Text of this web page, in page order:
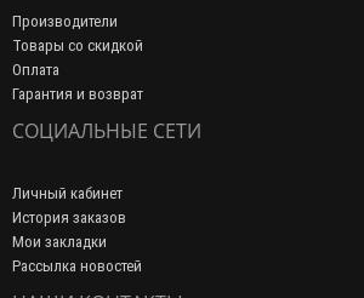
Производители
Товары со скидкой
Оплата
Гарантия и возврат
СОЦИАЛЬНЫЕ СЕТИ
Личный кабинет
История заказов
Мои закладки
Рассылка новостей